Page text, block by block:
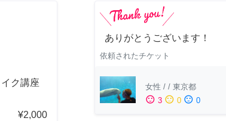
ク講座
¥2,000
ありがとうございます！
依頼されたチケット
女性 / / 東京都
sentiment_satisfied 3 sentiment_neutral 0 sentiment_dissatisfied 0